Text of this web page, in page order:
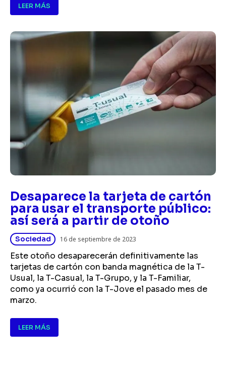
LEER MÁS
Desaparece la tarjeta de cartón
para usar el transporte público:
así será a partir de otoño
Sociedad 16 de septiembre de 2023
Este otoño desaparecerán definitivamente las
tarjetas de cartón con banda magnética de la T-
Usual, la T-Casual, la T-Grupo, y la T-Familiar,
como ya ocurrió con la T-Jove el pasado mes de
marzo.
LEER MÁS